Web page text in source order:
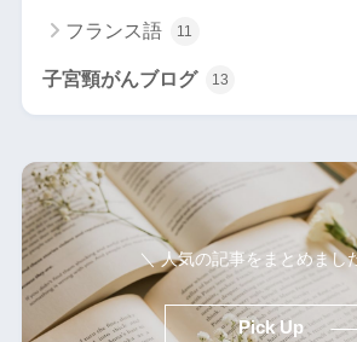
フランス語 11
子宮頸がんブログ 13
＼ 人気の記事をまとめまし
Pick Up